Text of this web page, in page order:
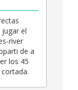
el
river
de a
los 45